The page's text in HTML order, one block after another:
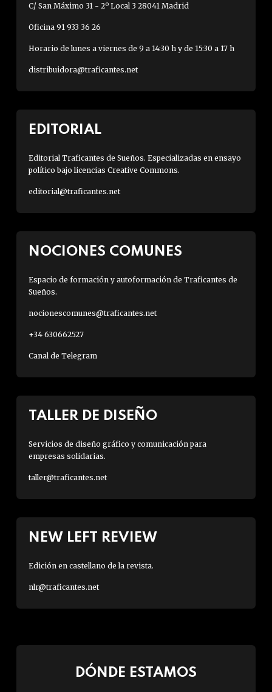
C/ San Máximo 31 - 2º Local 3 28041 Madrid
Oficina 91 933 36 26
Horario de lunes a viernes de 9 a 14:30 h y de 15:30 a 17 h
distribuidora@traficantes.net
EDITORIAL
Editorial Traficantes de Sueños. Especializadas en ensayo
político bajo licencias Creative Commons.
editorial@traficantes.net
NOCIONES COMUNES
Espacio de formación y autoformación de Traficantes de
Sueños.
nocionescomunes@traficantes.net
+34 630662527
Canal de Telegram
TALLER DE DISEÑO
Servicios de diseño gráfico y comunicación para
empresas solidarias.
taller@traficantes.net
NEW LEFT REVIEW
Edición en castellano de la revista.
nlr@traficantes.net
DÓNDE ESTAMOS